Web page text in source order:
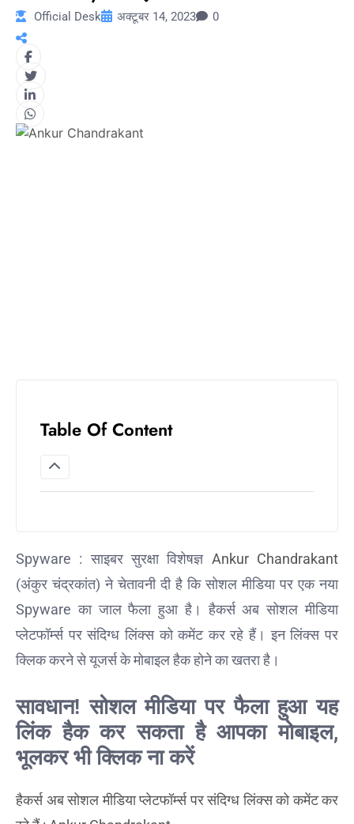
Official Desk अक्टूबर 14, 2023 0
Table Of Content
Spyware : साइबर सुरक्षा विशेषज्ञ Ankur Chandrakant
(अंकुर चंद्रकांत) ने चेतावनी दी है कि सोशल मीडिया पर एक नया
Spyware का जाल फैला हुआ है। हैकर्स अब सोशल मीडिया
प्लेटफॉर्म्स पर संदिग्ध लिंक्स को कमेंट कर रहे हैं। इन लिंक्स पर
क्लिक करने से यूजर्स के मोबाइल हैक होने का खतरा है।
सावधान! सोशल मीडिया पर फैला हुआ यह
लिंक हैक कर सकता है आपका मोबाइल,
भूलकर भी क्लिक ना करें
हैकर्स अब सोशल मीडिया प्लेटफॉर्म्स पर संदिग्ध लिंक्स को कमेंट कर